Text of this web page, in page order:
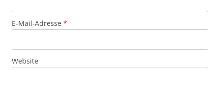
E-Mail-Adresse *
Website